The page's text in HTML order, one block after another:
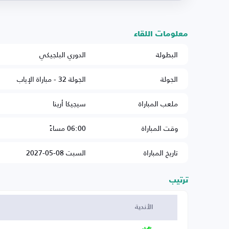
معلومات اللقاء
البطولة
الدوري البلجيكي
الجولة
الجولة 32 - مباراة الإياب
ملعب المباراة
سيجيكا أرينا
وقت المباراة
06:00 مساءً
تاريخ المباراة
السبت 08-05-2027
ترتيب
الأندية